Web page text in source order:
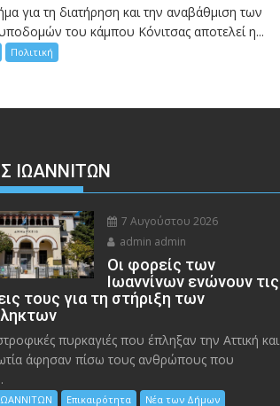
για τη διατήρηση και την αναβάθμιση των
του κάμπου Κόνιτσας αποτελεί η...
Πολιτική
ΙΩΑΝΝΙΤΩΝ
7 Αυγούστου 2026
admin admin
Οι φορείς των
Ιωαννίνων ενώνουν τις
τους για τη στήριξη των
πυρκαγιές που έπληξαν την Αττική και
άφησαν πίσω τους ανθρώπους που
Επικαιρότητα Νέα των Δήμων